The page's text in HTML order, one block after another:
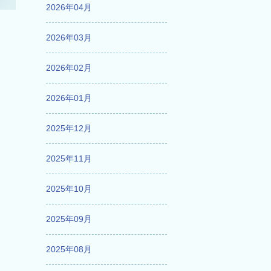
2026年04月
2026年03月
2026年02月
2026年01月
2025年12月
2025年11月
2025年10月
2025年09月
2025年08月